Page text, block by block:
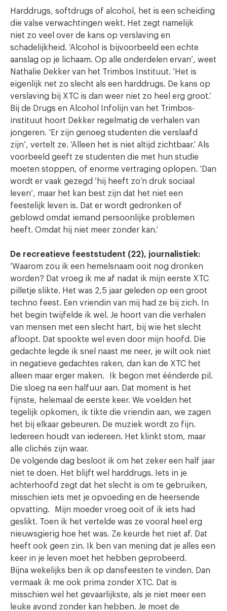
Harddrugs, softdrugs of alcohol, het is een scheiding
die valse verwachtingen wekt. Het zegt namelijk
niet zo veel over de kans op verslaving en
schadelijkheid. ‘Alcohol is bijvoorbeeld een echte
aanslag op je lichaam. Op alle onderdelen ervan’, weet
Nathalie Dekker van het Trimbos Instituut. ‘Het is
eigenlijk net zo slecht als een harddrugs. De kans op
verslaving bij XTC is dan weer niet zo heel erg groot.’
Bij de Drugs en Alcohol Infolijn van het Trimbos-
instituut hoort Dekker regelmatig de verhalen van
jongeren. ‘Er zijn genoeg studenten die verslaafd
zijn’, vertelt ze. ‘Alleen het is niet altijd zichtbaar.’ Als
voorbeeld geeft ze studenten die met hun studie
moeten stoppen, of enorme vertraging oplopen. ‘Dan
wordt er vaak gezegd ‘hij heeft zo’n druk sociaal
leven’, maar het kan best zijn dat het niet een
feestelijk leven is. Dat er wordt gedronken of
geblowd omdat iemand persoonlijke problemen
heeft. Omdat hij niet meer zonder kan.’
De recreatieve feeststudent (22), journalistiek:
‘Waarom zou ik een hemelsnaam ooit nog dronken
worden? Dat vroeg ik me af nadat ik mijn eerste XTC
pilletje slikte. Het was 2,5 jaar geleden op een groot
techno feest. Een vriendin van mij had ze bij zich. In
het begin twijfelde ik wel. Je hoort van die verhalen
van mensen met een slecht hart, bij wie het slecht
afloopt. Dat spookte wel even door mijn hoofd. Die
gedachte legde ik snel naast me neer, je wilt ook niet
in negatieve gedachtes raken, dan kan de XTC het
alleen maar erger maken. Ik begon met éénderde pil.
Die sloeg na een halfuur aan. Dat moment is het
fijnste, helemaal de eerste keer. We voelden het
tegelijk opkomen, ik tikte die vriendin aan, we zagen
het bij elkaar gebeuren. De muziek wordt zo fijn.
Iedereen houdt van iedereen. Het klinkt stom, maar
alle clichés zijn waar.
De volgende dag besloot ik om het zeker een half jaar
niet te doen. Het blijft wel harddrugs. Iets in je
achterhoofd zegt dat het slecht is om te gebruiken,
misschien iets met je opvoeding en de heersende
opvatting. Mijn moeder vroeg ooit of ik iets had
geslikt. Toen ik het vertelde was ze vooral heel erg
nieuwsgierig hoe het was. Ze keurde het niet af. Dat
heeft ook geen zin. Ik ben van mening dat je alles een
keer in je leven moet het hebben geprobeerd.
Bijna wekelijks ben ik op dansfeesten te vinden. Dan
vermaak ik me ook prima zonder XTC. Dat is
misschien wel het gevaarlijkste, als je niet meer een
leuke avond zonder kan hebben. Je moet de